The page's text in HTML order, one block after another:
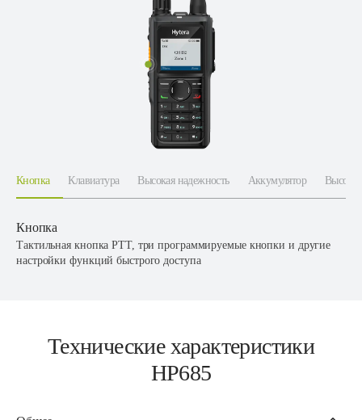
Кнопка Клавиатура Высокая надежность Аккумулятор
Кнопка
Тактильная кнопка PTT, три программируемые кнопки и другие
настройки функций быстрого доступа
Технические характеристики
HP685